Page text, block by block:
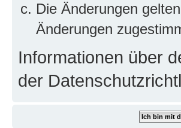
Die Änderungen
Änderungen
Informationen über
der